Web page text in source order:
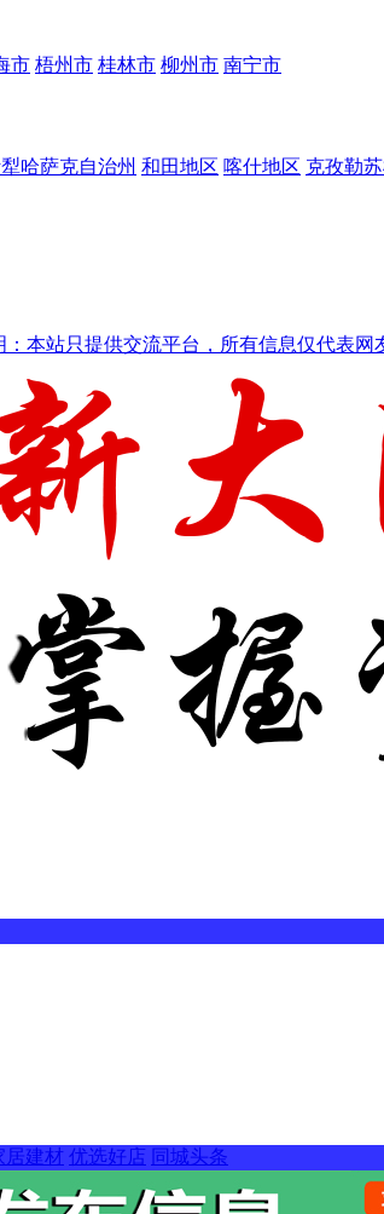
市 梧州市 桂林市 柳州市 南宁市
哈萨克自治州 和田地区 喀什地区 克孜勒
：本站只提供交流平台，所有信息仅代表网
居建材 优选好店 同城头条